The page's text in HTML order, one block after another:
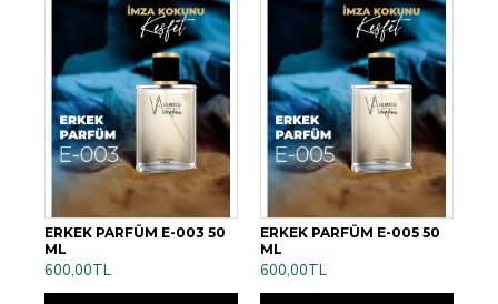
ERKEK PARFÜM E-003 50
ML
600,00TL
ERKEK PARFÜM E-005 50
ML
600,00TL